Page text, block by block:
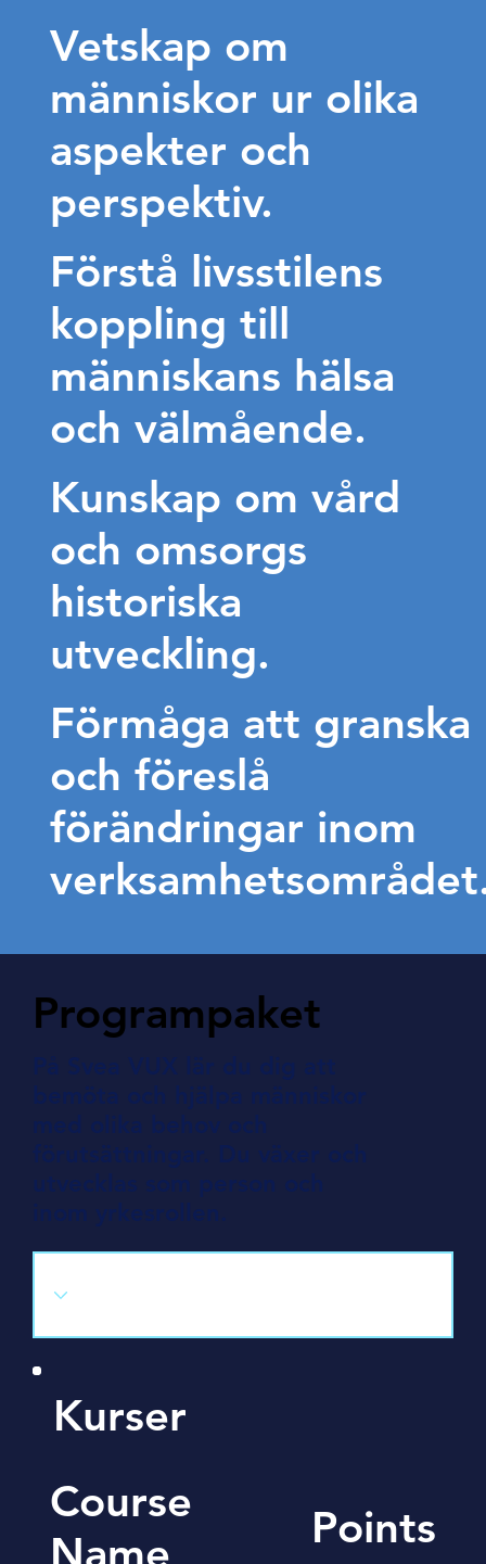
Vetskap om
människor ur olika
aspekter och
perspektiv.
Förstå livsstilens
koppling till
människans hälsa
och välmående.
Kunskap om vård
och omsorgs
historiska
utveckling.
Förmåga att granska
och föreslå
förändringar inom
Programpaket
Kurser
Course
Name
Points